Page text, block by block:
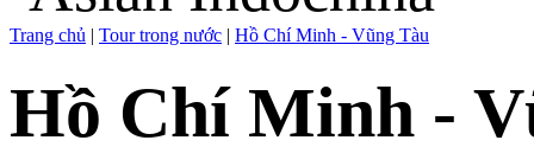
Trang chủ | Tour trong nước | Hồ Chí Minh - Vũng Tàu
Hồ Chí Minh -